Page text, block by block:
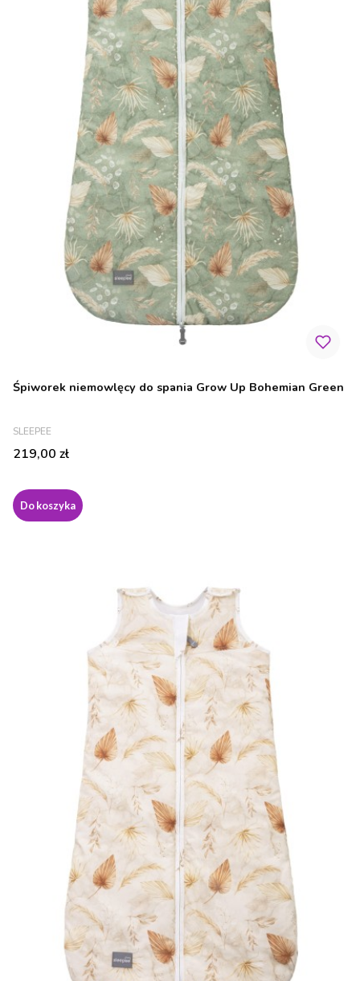
Śpiworek niemowlęcy do spania Grow Up Bohemian Green
PRODUCENT
SLEEPEE
Cena
219,00 zł
Do koszyka